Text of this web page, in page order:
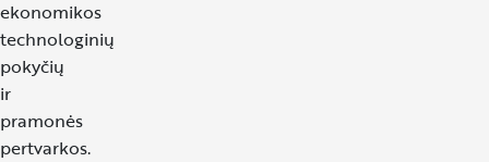
ekonomikos
technologinių
pokyčių
ir
pramonės
pertvarkos.